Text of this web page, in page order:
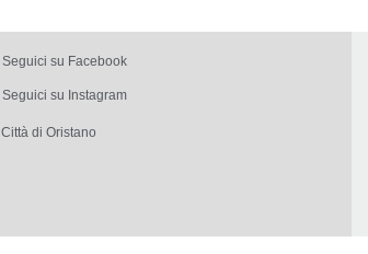
Seguici su Facebook
Seguici su Instagram
Città di Oristano